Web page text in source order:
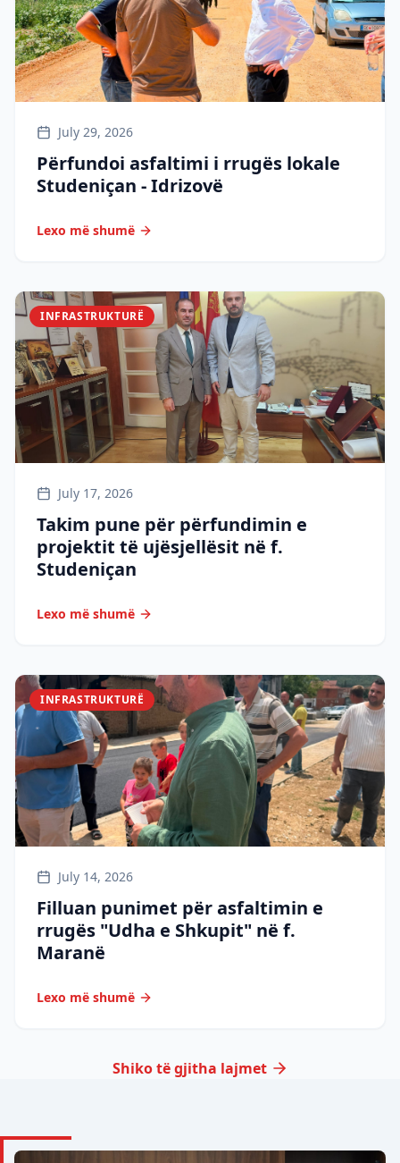
July 29, 2026
Përfundoi asfaltimi i rrugës lokale
Studeniçan - Idrizovë
Lexo më shumë
INFRASTRUKTURË
July 17, 2026
Takim pune për përfundimin e
projektit të ujësjellësit në f.
Studeniçan
Lexo më shumë
INFRASTRUKTURË
July 14, 2026
Filluan punimet për asfaltimin e
rrugës "Udha e Shkupit" në f.
Maranë
Lexo më shumë
Shiko të gjitha lajmet